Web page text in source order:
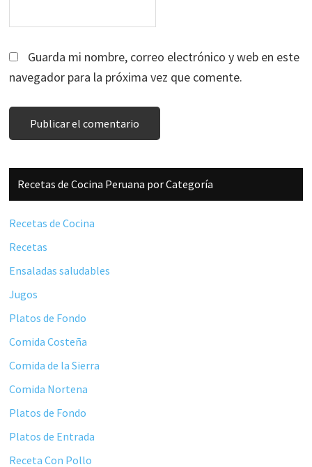
Guarda mi nombre, correo electrónico y web en este
navegador para la próxima vez que comente.
Barra
lateral
principal
Recetas de Cocina Peruana por Categoría
Recetas de Cocina
Recetas
Ensaladas saludables
Jugos
Platos de Fondo
Comida Costeña
Comida de la Sierra
Comida Nortena
Platos de Fondo
Platos de Entrada
Receta Con Pollo